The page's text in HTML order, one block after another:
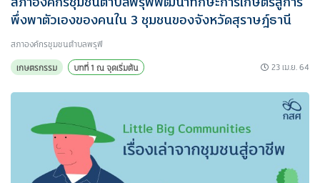
พึ่งพาตัวเองของคนใน 3 ชุมชนของจังหวัดสุราษฎ์ธานี
สภาองค์กรชุมชนตำบลพรุพี
เกษตรกรรม
บทที่ 1 ณ จุดเริ่มต้น 23 เม.ย. 64